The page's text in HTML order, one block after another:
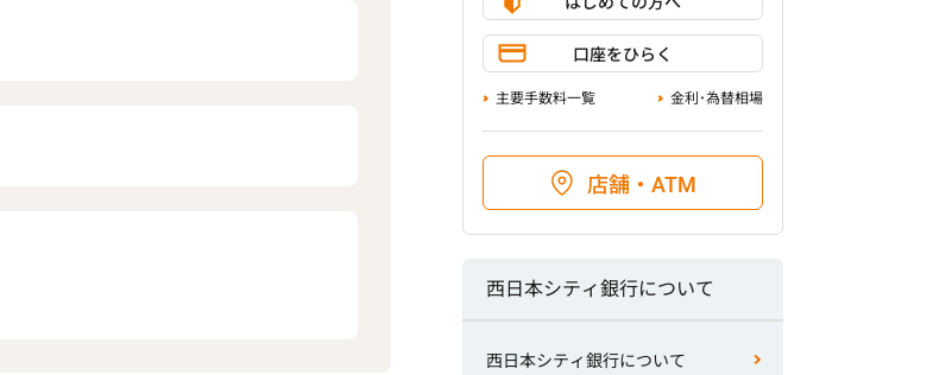
口座をひらく
主要手数料一覧 金利･為替相場
店舗・ATM
西日本シティ銀行について
西日本シティ銀行について